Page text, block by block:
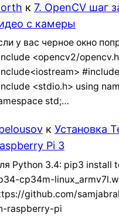
к 7. OpenCV шаг
с камеры
у вас черное окно
<opencv2/
<stdio.h> using
std;…
к Установка
Pi 3
Python 3.4: pip3 install
cp34m-
github.com/
raspberry-pi